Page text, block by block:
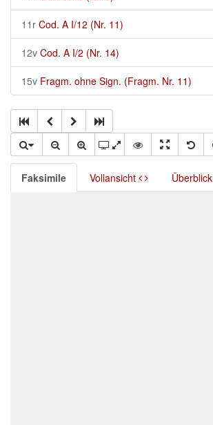
11r Cod. A I/12 (Nr. 11)
12v Cod. A I/2 (Nr. 14)
15v Fragm. ohne Sign. (Fragm. Nr. 11)
Faksimile Vollansicht Überblick